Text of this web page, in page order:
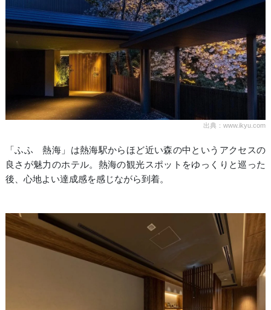
出典：www.ikyu.com
「ふふ 熱海」は熱海駅からほど近い森の中というアクセスの
良さが魅力のホテル。熱海の観光スポットをゆっくりと巡った
後、心地よい達成感を感じながら到着。